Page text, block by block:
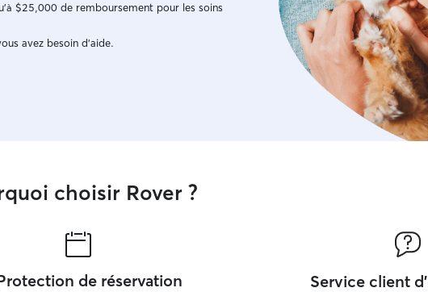
$25,000 de remboursement pour les soins
avez besoin d'aide.
choisir Rover ?
de réservation Service client